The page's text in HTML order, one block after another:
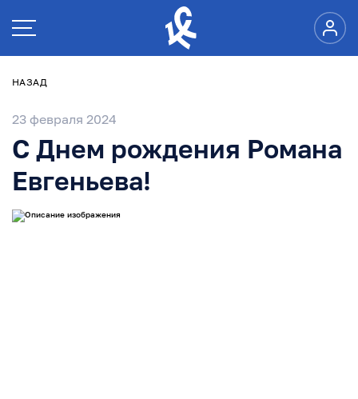
НАЗАД
23 февраля 2024
С Днем рождения Романа
Евгеньева!